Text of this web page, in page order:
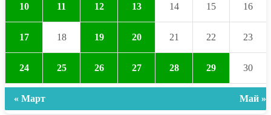
10 11 12 13 14 15 16
17 18 19 20 21 22 23
24 25 26 27 28 29 30
« Март Май »